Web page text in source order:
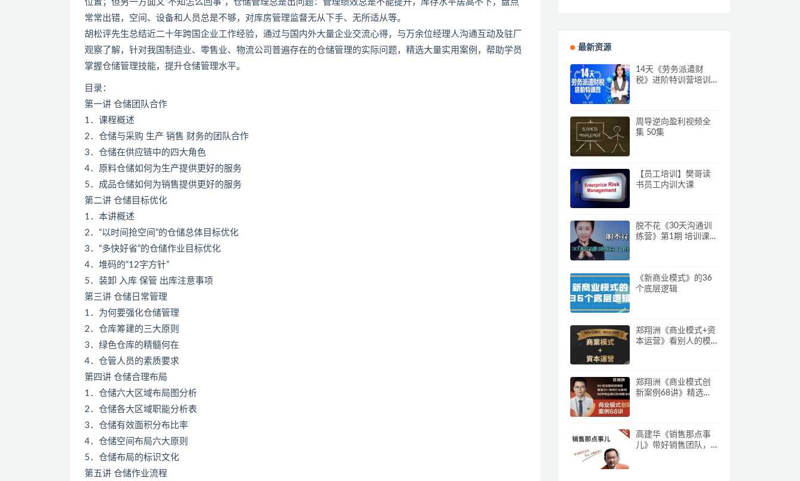
位置；但另一方面又“不知怎么回事”，仓储管理总是出问题：管理绩效总是不能提升，库存水平居高不下，盘点
常常出错，空间、设备和人员总是不够，对库房管理监督无从下手、无所适从等。
胡松评先生总结近二十年跨国企业工作经验，通过与国内外大量企业交流心得，与万余位经理人沟通互动及驻厂
观察了解，针对我国制造业、零售业、物流公司普遍存在的仓储管理的实际问题，精选大量实用案例，帮助学员
掌握仓储管理技能，提升仓储管理水平。
目录：
第一讲 仓储团队合作
1．课程概述
2．仓储与采购 生产 销售 财务的团队合作
3．仓储在供应链中的四大角色
4．原料仓储如何为生产提供更好的服务
5．成品仓储如何为销售提供更好的服务
第二讲 仓储目标优化
1．本讲概述
2．“以时间抢空间”的仓储总体目标优化
3．“多快好省”的仓储作业目标优化
4．堆码的“12字方针”
5．装卸 入库 保管 出库注意事项
第三讲 仓储日常管理
1．为何要强化仓储管理
2．仓库筹建的三大原则
3．绿色仓库的精髓何在
4．仓管人员的素质要求
第四讲 仓储合理布局
1．仓储六大区域布局图分析
2．仓储各大区域职能分析表
3．仓储有效面积分布比率
4．仓储空间布局六大原则
5．仓储布局的标识文化
第五讲 仓储作业流程
最新资源
14天《劳务派遣财
税》进阶特训营培训
周导逆向盈利视频全
集 50集
【员工培训】樊哥读
书员工内训大课
脱不花《30天沟通训
练营》第1期 培训课程
《新商业模式》的36
个底层逻辑
郑翔洲《商业模式+资
本运营》看别人的模
郑翔洲《商业模式创
新案例68讲》精选
高建华《销售那点事
儿》带好销售团队，